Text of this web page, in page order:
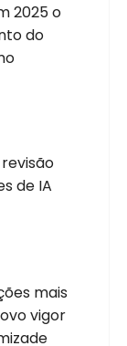
2025 o
do
de IA
mais
vigor